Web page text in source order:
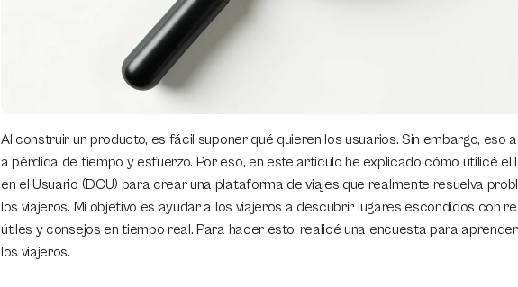
Al construir un producto, es fácil suponer qué quieren los usuarios. Sin embargo, eso
a pérdida de tiempo y esfuerzo. Por eso, en este artículo he explicado cómo utilicé el
en el Usuario (DCU) para crear una plataforma de viajes que realmente resuelva
los viajeros. Mi objetivo es ayudar a los viajeros a descubrir lugares escondidos con
útiles y consejos en tiempo real. Para hacer esto, realicé una encuesta para
los viajeros.